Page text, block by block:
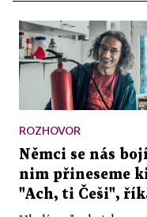
ROZHOVOR
Němci se nás
nim přineseme
"Ach, ti Češi",